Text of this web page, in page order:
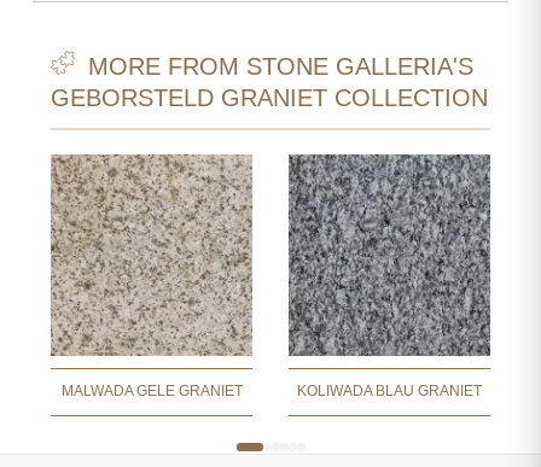
MORE FROM STONE GALLERIA'S
GEBORSTELD GRANIET COLLECTION
MALWADA GELE GRANIET KOLIWADA BLAU GRANIET